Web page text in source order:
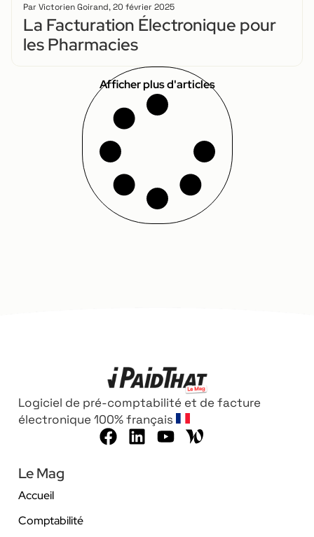
Par Victorien Goirand,20 février 2025
La Facturation Électronique pour
les Pharmacies
Afficher plus d'articles
Logiciel de pré-comptabilité et de facture
électronique 100% français
Le Mag
Accueil
Comptabilité